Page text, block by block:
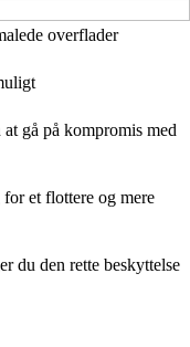
overflader
gå på kompromis med
et flottere og mere
du den rette beskyttelse